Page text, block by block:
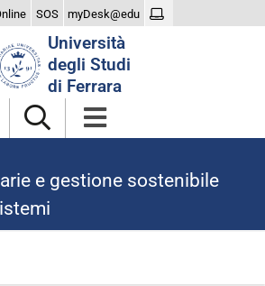
SOS myDesk@edu
Università
degli Studi
di Ferrara
e gestione sostenibile